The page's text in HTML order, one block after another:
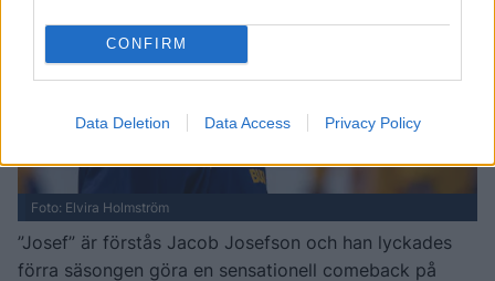
CONFIRM
Data Deletion Data Access Privacy Policy
Foto: Elvira Holmström
”Josef” är förstås Jacob Josefson och han lyckades
förra säsongen göra en sensationell comeback på